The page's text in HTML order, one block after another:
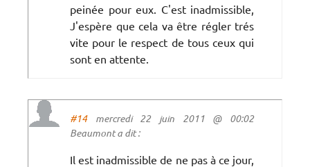
peinée pour eux. C'est inadmissible,
J'espère que cela va être régler trés
vite pour le respect de tous ceux qui
sont en attente.
#14mercredi 22 juin 2011 @ 00:02
Beaumont a dit :
Il est inadmissible de ne pas à ce jour,